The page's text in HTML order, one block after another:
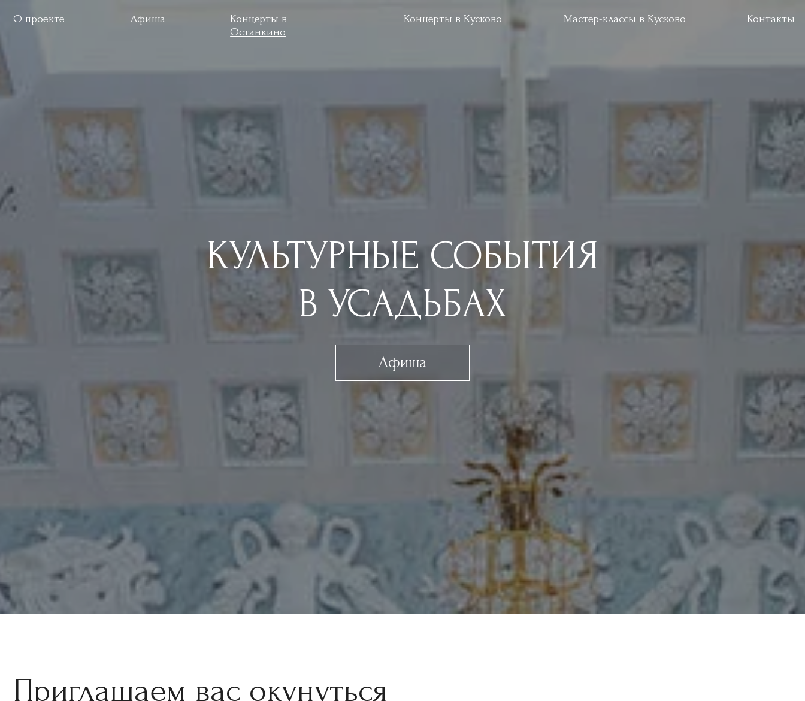
О проекте Афиша Концерты в
Останкино
Концерты в Кусково Мастер-классы в Кусково Контакты
В УСАДЬБАХ
Афиша
Приглашаем вас окунуться
Представьте вечер в усадьбе с мягким светом, звучанием скрипки, виолончели и арфы — ту самую музыку, что когда-то наполняла дома